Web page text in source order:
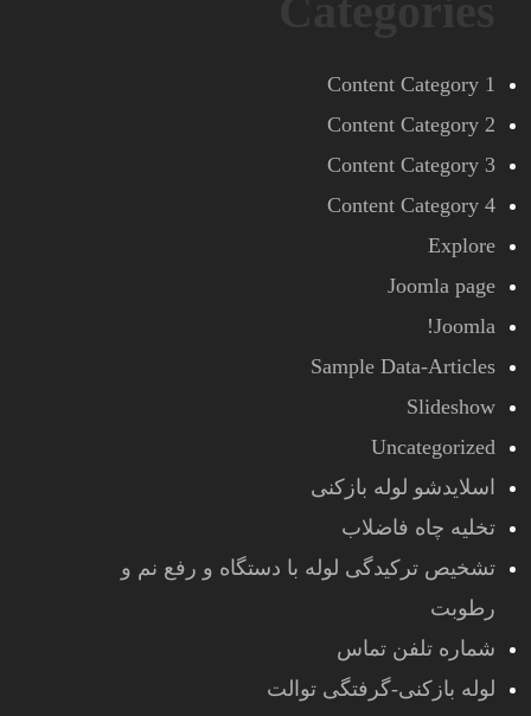
Content Category 1
Content Category 2
Content Category 3
Content Category 4
Explore
Joomla page
Joomla!
Sample Data-Articles
Slideshow
Uncategorized
اسلایدشو لوله بازکنی
تخلیه چاه فاضلاب
تشخیص ترکیدگی لوله با دستگاه و رفع نم و
رطوبت
شماره تلفن تماس
لوله بازکنی-گرفتگی توالت